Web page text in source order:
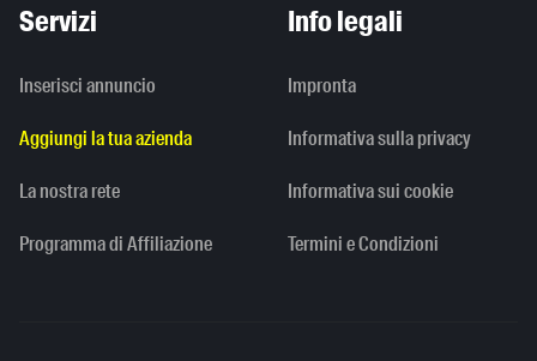
Servizi
Inserisci annuncio
Aggiungi la tua azienda
La nostra rete
Programma di Affiliazione
Info legali
Impronta
Informativa sulla privacy
Informativa sui cookie
Termini e Condizioni